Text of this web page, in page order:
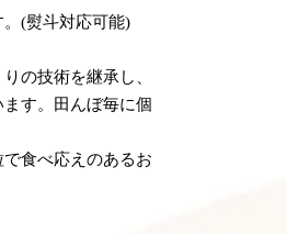
(熨斗対応可能)
の技術を継承し、
す。田んぼ毎に個
食べ応えのあるお